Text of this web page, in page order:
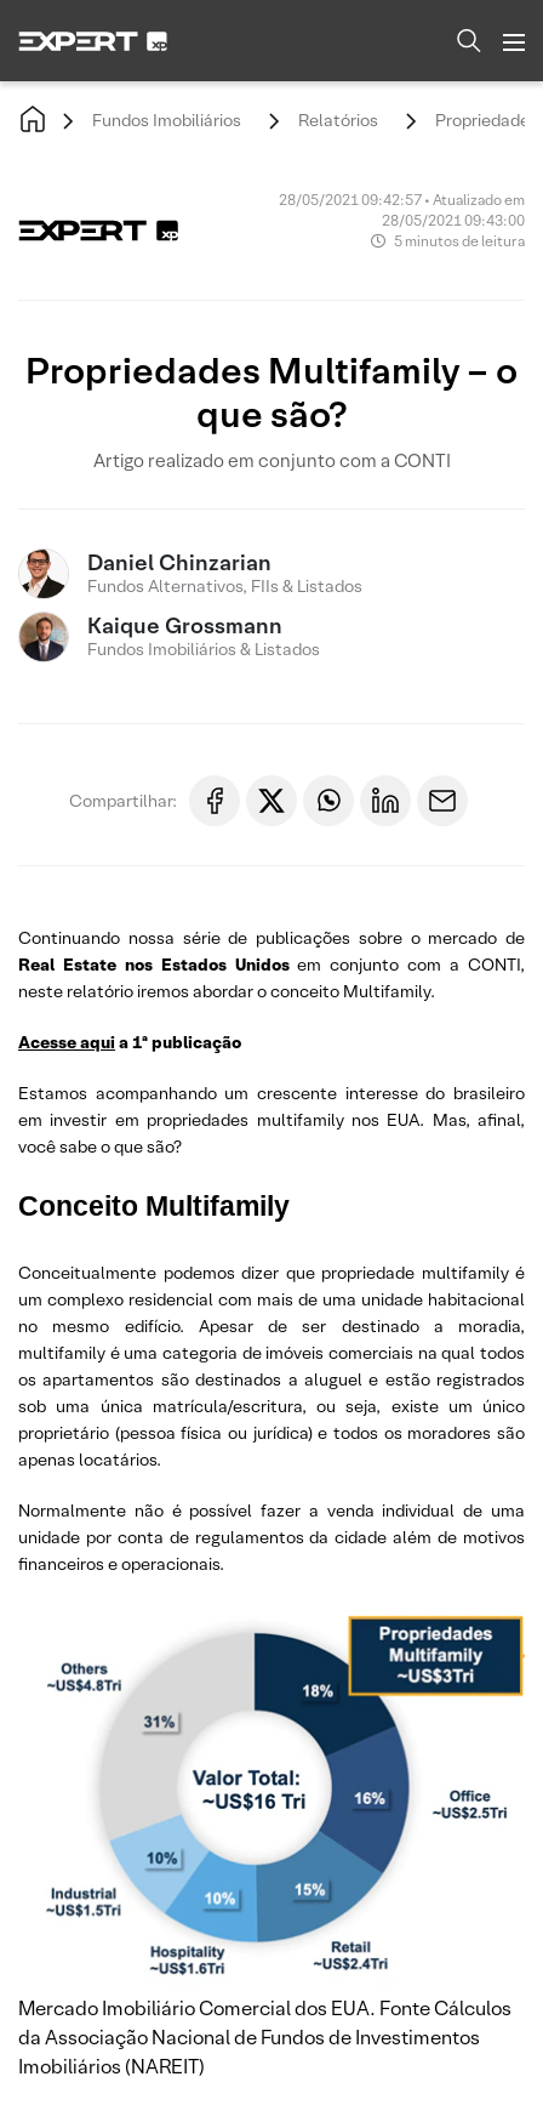
Fundos Imobiliários Relatórios
28/05/2021 09:42:57 • Atualizado em
28/05/2021 09:43:00
5 minutos de leitura
Propriedades Multifamily – o
que são?
Artigo realizado em conjunto com a CONTI
Daniel Chinzarian
Fundos Alternativos, FIIs & Listados
Kaique Grossmann
Fundos Imobiliários & Listados
Compartilhar:
Continuando nossa série de publicações sobre o mercado de
Real Estate nos Estados Unidosem conjunto com a CONTI,
neste relatório iremos abordar o conceito Multifamily.
Acesse aquia 1ª publicação
Estamos acompanhando um crescente interesse do brasileiro
em investir em propriedades multifamily nos EUA. Mas, afinal,
você sabe o que são?
Conceito Multifamily
Conceitualmente podemos dizer que propriedade multifamily é
um complexo residencial com mais de uma unidade habitacional
no mesmo edifício. Apesar de ser destinado a moradia,
multifamily é uma categoria de imóveis comerciais na qual todos
os apartamentos são destinados a aluguel e estão registrados
sob uma única matrícula/escritura, ou seja, existe um único
proprietário (pessoa física ou jurídica) e todos os moradores são
apenas locatários.
Normalmente não é possível fazer a venda individual de uma
unidade por conta de regulamentos da cidade além de motivos
financeiros e operacionais.
Mercado Imobiliário Comercial dos EUA. Fonte Cálculos
da Associação Nacional de Fundos de Investimentos
Imobiliários (NAREIT)